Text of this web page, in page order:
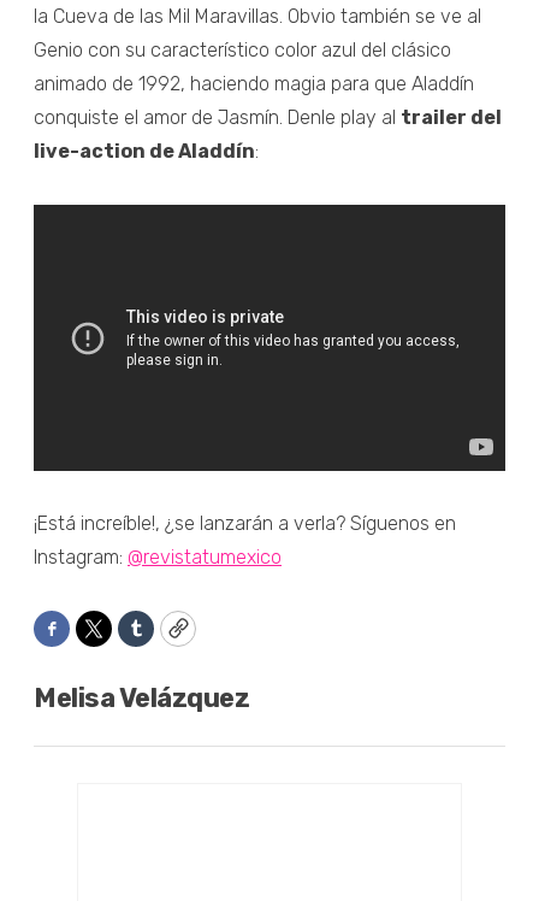
la Cueva de las Mil Maravillas. Obvio también se ve al
Genio con su característico color azul del clásico
animado de 1992, haciendo magia para que Aladdín
conquiste el amor de Jasmín. Denle play al trailer del
live-action de Aladdín:
¡Está increíble!, ¿se lanzarán a verla? Síguenos en
Instagram: @revistatumexico
Facebook
TwitterTumblrCopy
Melisa Velázquez